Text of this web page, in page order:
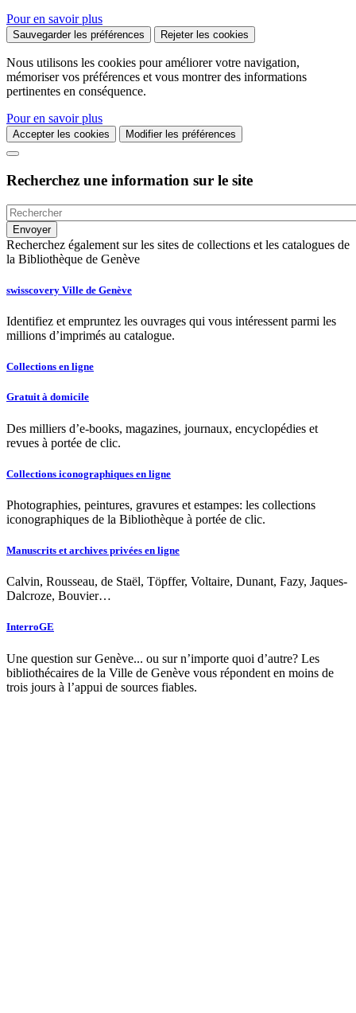
Pour en savoir plus
Sauvegarder les préférences Rejeter les cookies
Nous utilisons les cookies pour améliorer votre navigation,
mémoriser vos préférences et vous montrer des informations
pertinentes en conséquence.
Pour en savoir plus
Accepter les cookies Modifier les préférences
Recherchez une information sur le site
Recherchez également sur les sites de collections et les catalogues de
la Bibliothèque de Genève
swisscovery Ville de Genève
Identifiez et empruntez les ouvrages qui vous intéressent parmi les
millions d’imprimés au catalogue.
Collections en ligne
Gratuit à domicile
Des milliers d’e-books, magazines, journaux, encyclopédies et
revues à portée de clic.
Collections iconographiques en ligne
Photographies, peintures, gravures et estampes: les collections
iconographiques de la Bibliothèque à portée de clic.
Manuscrits et archives privées en ligne
Calvin, Rousseau, de Staël, Töpffer, Voltaire, Dunant, Fazy, Jaques-
Dalcroze, Bouvier…
InterroGE
Une question sur Genève... ou sur n’importe quoi d’autre? Les
bibliothécaires de la Ville de Genève vous répondent en moins de
trois jours à l’appui de sources fiables.